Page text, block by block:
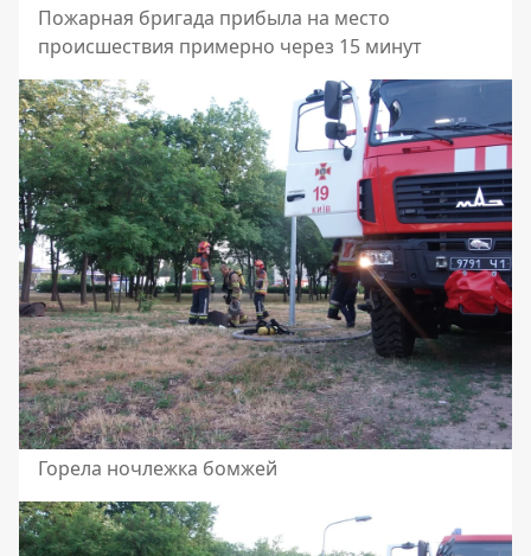
Пожарная бригада прибыла на место
происшествия примерно через 15 минут
Горела ночлежка бомжей